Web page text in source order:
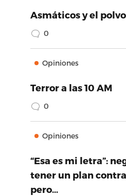
Asmáticos y el
0
Opiniones
Terror a las 10 AM
0
Opiniones
“Esa es mi letra”:
tener un plan contra
pero…